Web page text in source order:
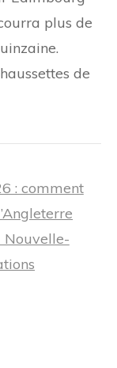
plus de
de
: comment
Nouvelle-